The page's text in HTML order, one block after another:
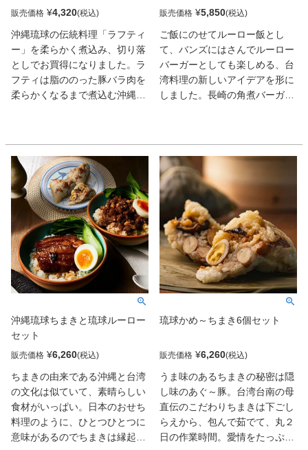
販売価格 ¥4,320
沖縄琉球の伝統料理「ラフティ
ー」を柔らかく煮込み、切り落
としでお買得になりました。ラ
フティは脂ののった豚バラ肉を
柔らかくなるまで煮込む沖縄伝
なかったりの規格外の切り落と
しですが、味は非常に美味し
く、大きさも一口大で、お子様
からご年配の方も食べやすいサ
イズです。タレも使って丼にし
たり、ビールなどのお酒のおつ
まみとしても相性バッチリ！
販売価格 ¥5,850
ご飯にのせてルーロー飯とし
て、バンズにはさんでルーロー
バーガーとしても楽しめる、台
湾料理の新しいアイデアを形に
しました。長崎の角煮バーガー
にやってくるのはシナモンと八
角のバランスが絶妙なルーロー
の肉質と旨み。ジュワッとジュ
ーシーな三枚肉の食感の奥深さ
を感じながら、お好みで温泉卵
やレタスを添えるとより美味し
く召し上がれます。
沖縄琉球ちまきと琉球ルーロー
セット
販売価格 ¥6,260
ちまきの由来である沖縄と台湾
の文化は似ていて、素晴らしい
食材がいっぱい。日本のおせち
料理のように、ひとつひとつに
意味があるのでちまきは縁起物
琉球かめ～ちまき6個セット
販売価格 ¥6,260
うま味のあるちまきの秘密は隠
し味のあぐ～豚。台湾台南の母
直伝のこだわりちまきは下ごし
らえから、包んで茹でて、丸２
日の作業時間。愛情をたっぷり